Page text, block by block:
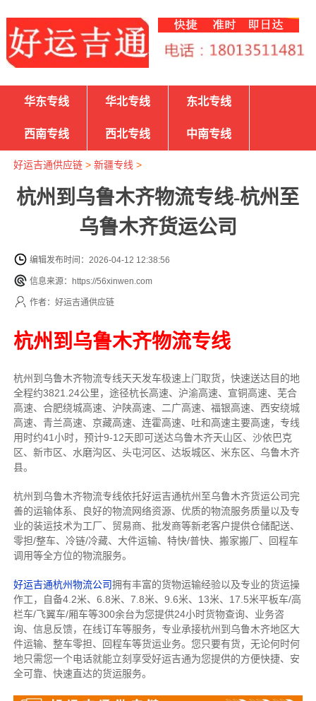
华东专线 华北专线 东北专线
西南专线 西北专线 中南专线
好运吉通供应链> 新疆专线 >
杭州到乌鲁木齐物流专线-杭州至
乌鲁木齐货运公司
编辑发布时间：2026-04-12 12:38:56
信息来源：https://56xinwen.com
作者：好运吉通供应链
杭州到乌鲁木齐物流专线
杭州到乌鲁木齐物流专线天天发车极速上门取货，快速送达目的地
全程约3821.24公里，途径杭长高速、沪渝高速、宣铜高速、芜合
高速、合肥绕城高速、沪陕高速、二广高速、福银高速、西安绕城
高速、青兰高速、京藏高速、连霍高速、吐和高速主要高速，专线
用时约41小时，预计9-12天即可送达乌鲁木齐天山区、沙依巴克
区、新市区、水磨沟区、头屯河区、达坂城区、米东区、乌鲁木齐
县。
杭州到乌鲁木齐物流专线依托好运吉通杭州至乌鲁木齐货运公司完
善的运输体系、良好的物流网络资源、优质的物流服务质量以及专
业的装运技术为工厂、贸易商、批发商等新老客户提供仓储配送、
零担/整车、冷链/冷藏、大件运输、特快/普快、搬家搬厂、回程车
调用等全方位的物流服务。
好运吉通杭州物流公司拥有丰富的货物运输经验以及专业的货运操
作工，自备4.2米、6.8米、7.8米、9.6米、13米、17.5米平板车/高
栏车/飞翼车/厢车等300余台为您提供24小时货物查询、业务咨
询、信息反馈，在线订车等服务， 专业承接杭州到乌鲁木齐地区大
件运输、整车零担、回程车等货运业务。 您只要有货，无论何时何
地只需您一个电话就能立刻享受好运吉通为您提供的方便快捷、安
全可靠、快速直达的货运服务。